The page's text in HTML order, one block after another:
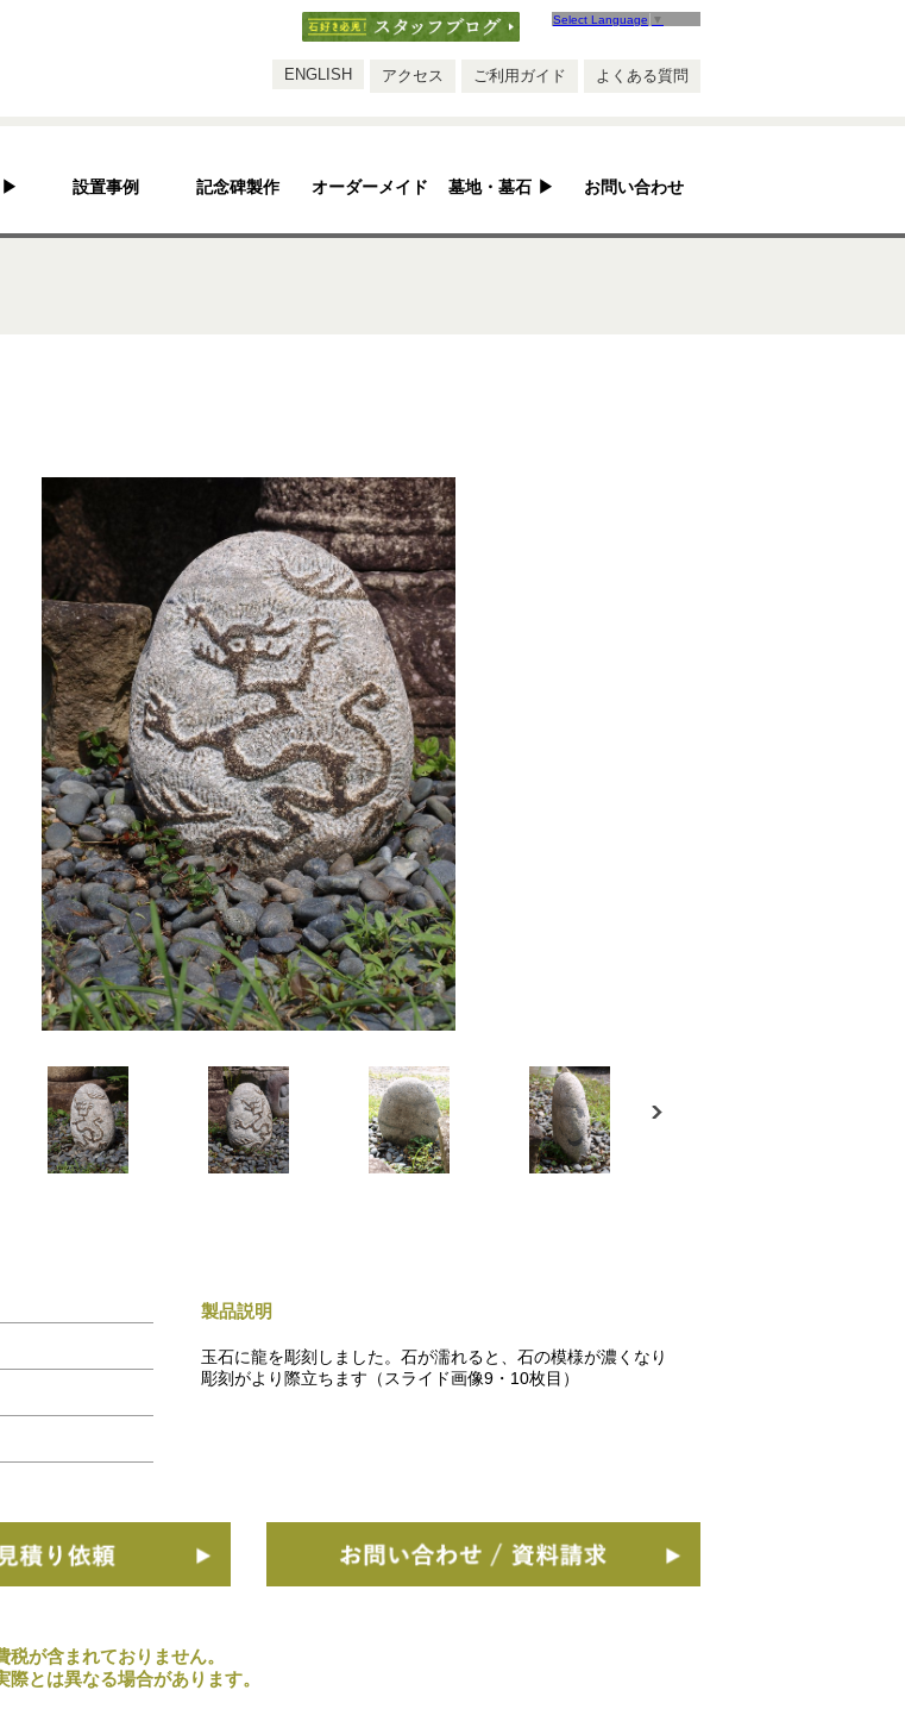
Select Language ▼
よくある質問
ご利用ガイド
アクセス
ENGLISH
▶ 設置事例 記念碑製作 オーダーメイド 墓地・墓石 ▶
安心ポイント
手作り五輪塔
永代供養
お問い合わせ
製品説明
玉石に龍を彫刻しました。石が濡れると、石の模様が濃くなり
彫刻がより際立ちます（スライド画像9・10枚目）
が含まれておりません。
とは異なる場合があります。